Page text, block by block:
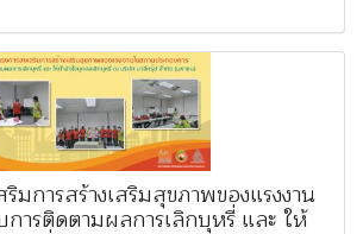
มการสร้างเสริมสุขภาพของแรงงาน
ารติดตามผลการเลิกบุหรี่ และ ให้